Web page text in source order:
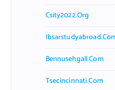
Csity2022.org
Bennusehgall.com
Tsecincinnati.com